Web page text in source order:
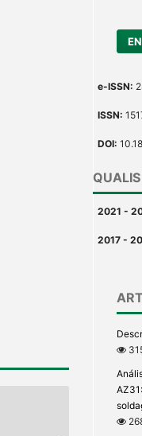
e-ISSN:
ISSN:
DOI:
2021 -
2017 -